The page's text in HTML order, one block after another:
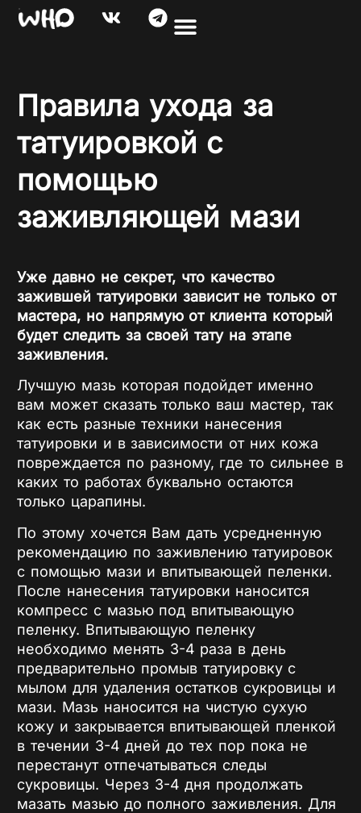
Правила ухода за
татуировкой с
помощью
заживляющей мази
Уже давно не секрет, что качество
зажившей татуировки зависит не только от
мастера, но напрямую от клиента который
будет следить за своей тату на этапе
заживления.
Лучшую мазь которая подойдет именно
вам может сказать только ваш мастер, так
как есть разные техники нанесения
татуировки и в зависимости от них кожа
повреждается по разному, где то сильнее в
каких то работах буквально остаются
только царапины.
По этому хочется Вам дать усредненную
рекомендацию по заживлению татуировок
с помощью мази и впитывающей пеленки.
После нанесения татуировки наносится
компресс с мазью под впитывающую
пеленку. Впитывающую пеленку
необходимо менять 3-4 раза в день
предварительно промыв татуировку с
мылом для удаления остатков сукровицы и
мази. Мазь наносится на чистую сухую
кожу и закрывается впитывающей пленкой
в течении 3-4 дней до тех пор пока не
перестанут отпечатываться следы
сукровицы. Через 3-4 дня продолжать
мазать мазью до полного заживления. Для